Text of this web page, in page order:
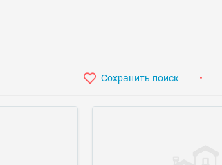
Сохранить поиск